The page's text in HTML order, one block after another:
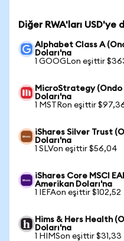
Diğer RWA'ları USD'ye
Alphabet Class A
Doları'na
1 GOOGLon eşittir
MicroStrategy
Doları'na
1 MSTRon eşittir
iShares Silver Trust
Doları'na
1 SLVon eşittir $56,04
iShares Core MSCI
Amerikan Doları'na
1 IEFAon eşittir $102,52
Hims & Hers Health
Doları'na
1 HIMSon eşittir $31,33